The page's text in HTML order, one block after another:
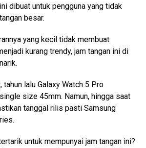
dibuat untuk pengguna yang tidak
besar.
yang kecil tidak membuat
kurang trendy, jam tangan ini di
tahun lalu Galaxy Watch 5 Pro
size 45mm. Namun, hingga saat
tanggal rilis pasti Samsung
untuk mempunyai jam tangan ini?